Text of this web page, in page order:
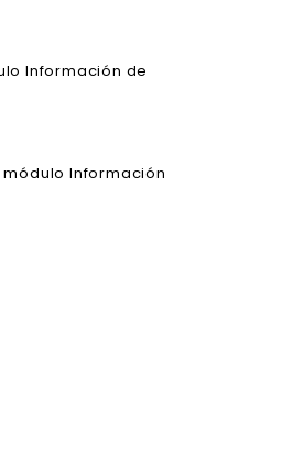
Información de
Información